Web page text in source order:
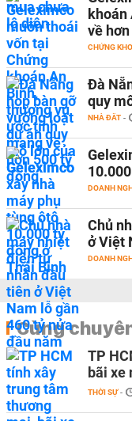
khoán
về
CHỨNG
Đà
quy
NHÀ ĐẤT -
DOANH
Chủ
ở Việt
DOANH
Cùng
TP
bãi xe
THỜI SỰ -